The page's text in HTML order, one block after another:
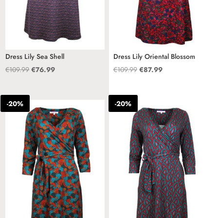
Dress Lily Sea Shell
€109.99 Oorspronkelijke
€109.99.
€76.99Huidige
€76.99.
Dress Lily Oriental Blossom
€109.99 Oorspronkelijke
€109.99.
€87.99Huidige
€87.99.
-20% -20%